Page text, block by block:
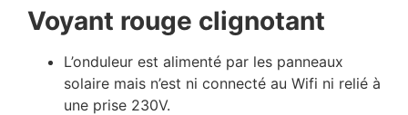
Voyant rouge clignotant
L’onduleur est alimenté par les panneaux
solaire mais n’est ni connecté au Wifi ni relié à
une prise 230V.